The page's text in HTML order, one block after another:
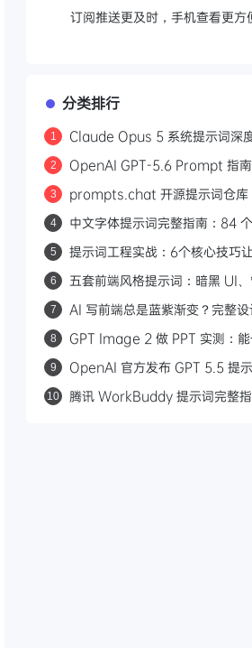
are.
订阅推送更及时，手机查看更方
分类排行
1
Claude Opus 5 系统提示词深
2
OpenAI GPT-5.6 Prompt 指南
更省钱
3
prompts.chat 开源提示词仓库
全场景
4
中文字体提示词完整指南：84
5
提示词工程实战：6个核心技巧
6
五套前端风格提示词：暗黑 UI、
SaaS
7
AI 写前端总是蓝紫渐变？完整设
8
GPT Image 2 做 PPT 实测：能
9
OpenAI 官方发布 GPT 5.5 提
10
腾讯 WorkBuddy 提示词完整指